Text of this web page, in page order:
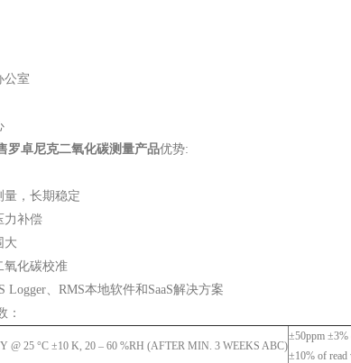
公室
罗卓尼克二氧化碳测量产品优势:
量，长期稳定
力补偿
大
氧化碳校准
Logger、RMS本地软件和SaaS解决方案
：
@ 25 °C ±10 K, 20 – 60 %RH (AFTER MIN. 3 WEEKS ABC)
±50ppm ±3%
±10% of read